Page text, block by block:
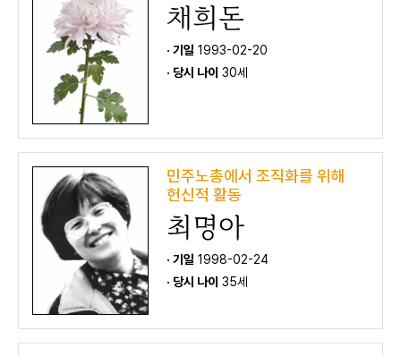
채희돈
· 기일 1993-02-20
· 당시 나이 30세
민주노총에서 조직화를 위해
헌신적 활동
최명아
· 기일 1998-02-24
· 당시 나이 35세